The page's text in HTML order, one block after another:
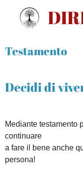
principale
Testamento
Decidi di
Mediante testamento
continuare
a fare il bene anche
persona!